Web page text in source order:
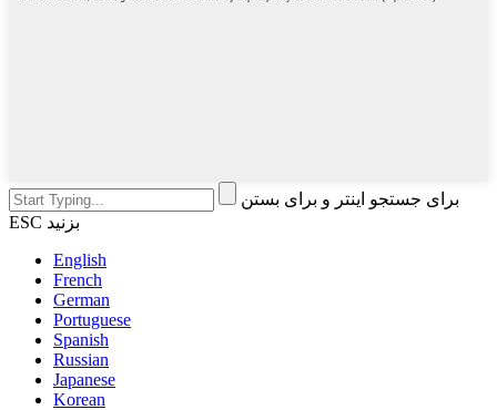
برای جستجو اینتر و برای بستن
ESC بزنید
English
French
German
Portuguese
Spanish
Russian
Japanese
Korean